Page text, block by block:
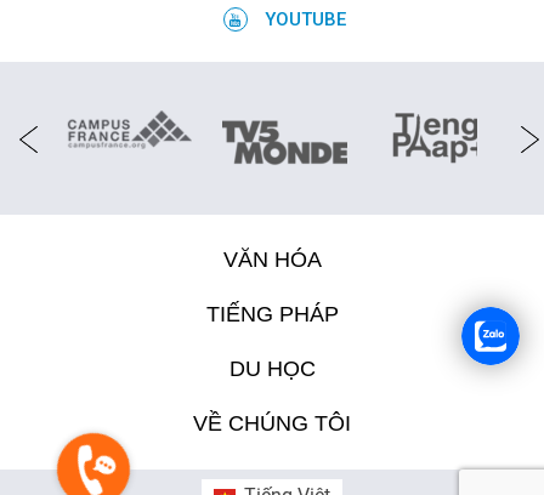
YOUTUBE
VĂN HÓA
TIẾNG PHÁP
DU HỌC
VỀ CHÚNG TÔI